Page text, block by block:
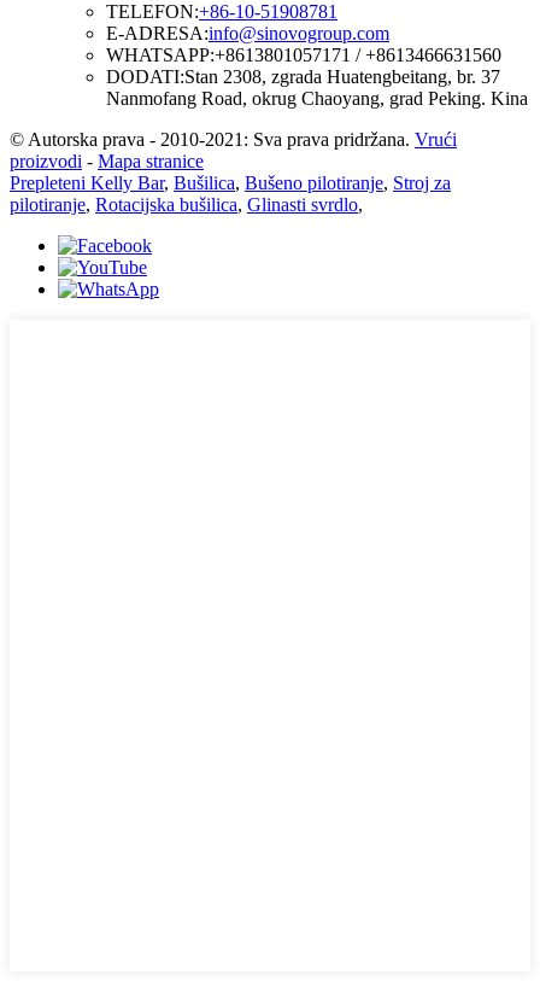
TELEFON:+86-10-51908781
E-ADRESA:info@sinovogroup.com
WHATSAPP:+8613801057171 / +8613466631560
DODATI:Stan 2308, zgrada Huatengbeitang, br. 37
Nanmofang Road, okrug Chaoyang, grad Peking. Kina
© Autorska prava - 2010-2021: Sva prava pridržana. Vrući
proizvodi - Mapa stranice
Prepleteni Kelly Bar, Bušilica, Bušeno pilotiranje, Stroj za
pilotiranje, Rotacijska bušilica, Glinasti svrdlo,